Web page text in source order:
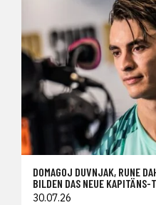
DOMAGOJ DUVNJAK, RUNE
BILDEN DAS NEUE KAPITÄNS-
30.07.26